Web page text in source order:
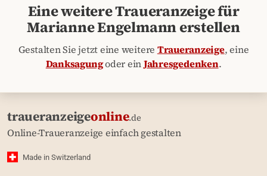
Eine weitere Traueranzeige für
Marianne Engelmann erstellen
Gestalten Sie jetzt eine weitere Traueranzeige, eine
Danksagungoder einJahresgedenken.
traueranzeigeonline.de
Online-Traueranzeige einfach gestalten
Made in Switzerland